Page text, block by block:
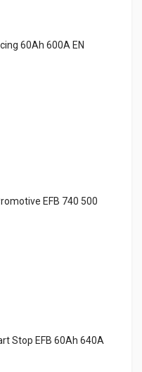
60Ah 600A EN
EFB 740 500
Stop EFB 60Ah 640A